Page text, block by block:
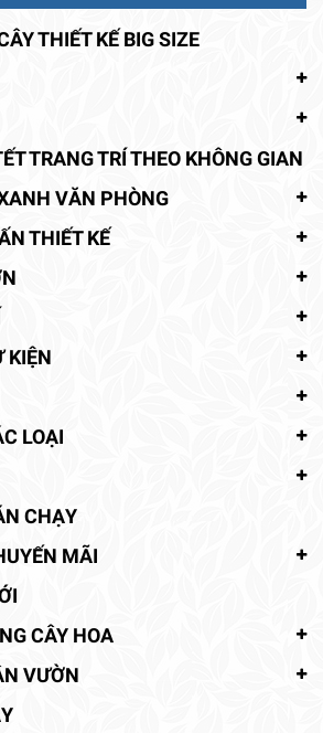
THIẾT KẾ BIG SIZE
TRANG TRÍ THEO KHÔNG GIAN
VĂN PHÒNG
THIẾT KẾ
KIỆN
LOẠI
CHẠY
MÃI
CÂY HOA
VƯỜN